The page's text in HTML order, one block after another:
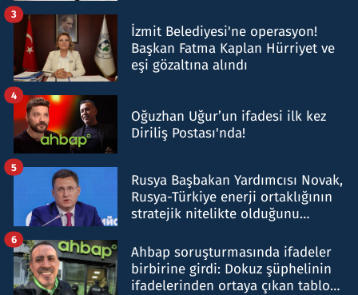
İzmit Belediyesi'ne operasyon!
Başkan Fatma Kaplan Hürriyet ve
eşi gözaltına alındı
3
Oğuzhan Uğur’un ifadesi ilk kez
Diriliş Postası'nda!
4
Rusya Başbakan Yardımcısı Novak,
Rusya-Türkiye enerji ortaklığının
stratejik nitelikte olduğunu
5
Ahbap soruşturmasında ifadeler
birbirine girdi: Dokuz şüphelinin
ifadelerinden ortaya çıkan tablo
6